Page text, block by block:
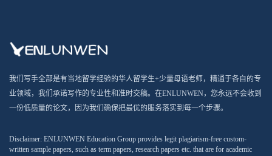
我们写手全部是有当地留学经验的华人留学生+少量母语老师，精通于各自的专
业领域，我们承诺写作的专业性和准时交稿。在ENLUNWEN，您永远不会收到
一份低质量的论文，因为我们确保把最优的服务落实到每一个步骤。
Disclaimer: ENLUNWEN Education Group provides legit plagiarism-free custom-
written sample papers, such as term papers, research papers etc. that are for academic